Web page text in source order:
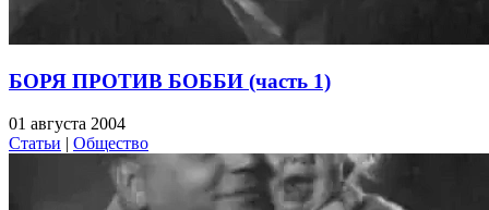
БОРЯ ПРОТИВ БОББИ (часть 1)
01 августа 2004
Статьи | Общество